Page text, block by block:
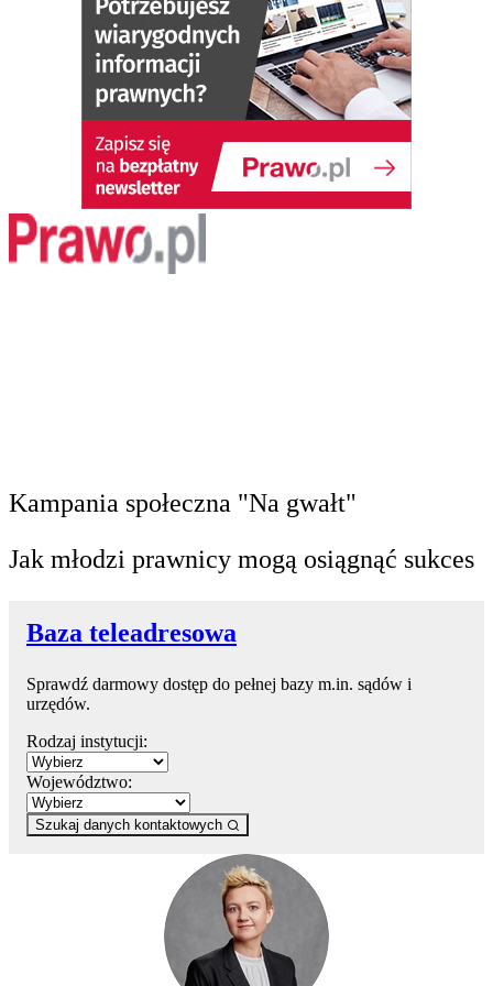
Kampania społeczna "Na gwałt"
Jak młodzi prawnicy mogą osiągnąć sukces
Baza teleadresowa
Sprawdź darmowy dostęp do pełnej bazy m.in. sądów i
urzędów.
Rodzaj instytucji:
Województwo:
Szukaj danych kontaktowych